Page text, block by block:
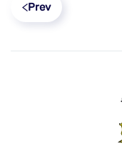
Prev